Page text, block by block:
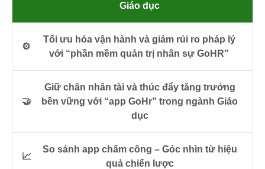
Giáo dục
⚙️
Tối ưu hóa vận hành và giảm rủi ro pháp lý
với “phần mềm quản trị nhân sự GoHR”
🤝
Giữ chân nhân tài và thúc đẩy tăng trưởng
bền vững với “app GoHr” trong ngành Giáo
dục
📈
So sánh app chấm công – Góc nhìn từ hiệu
quả chiến lược